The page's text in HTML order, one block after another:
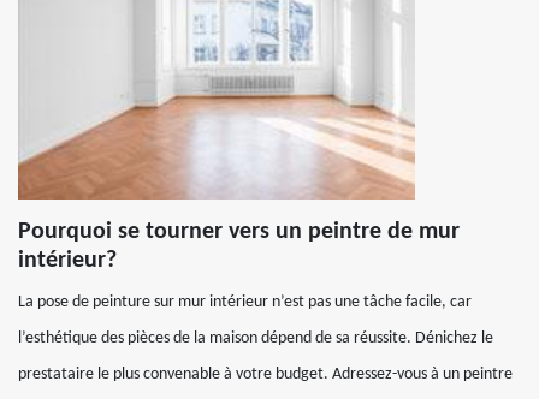
Pourquoi se tourner vers un peintre de mur
intérieur?
La pose de peinture sur mur intérieur n’est pas une tâche facile, car
l’esthétique des pièces de la maison dépend de sa réussite. Dénichez le
prestataire le plus convenable à votre budget. Adressez-vous à un peintre